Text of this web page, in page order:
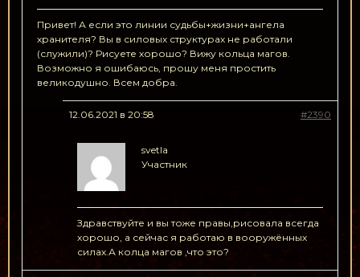
Привет! А если это линии судьбы+жизни+ангела
хранителя? Вы в силовых структурах не работали
(служили)? Рисуете хорошо? Вижу кольца магов.
Возможно я ошибаюсь, прошу меня простить
великодушно. Всем добра.
12.06.2021 в 20:58 #2390
svetla
Участник
Здравствуйте и вы тоже правы,рисовала всегда
хорошо, а сейчас я работаю в вооружённых
силах.А колца магов ,что это?